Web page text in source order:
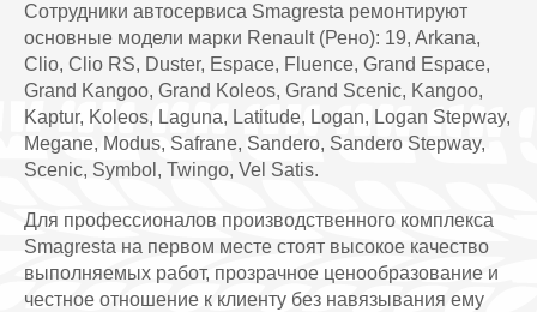
Сотрудники автосервиса Smagresta ремонтируют
основные модели марки Renault (Рено): 19, Arkana,
Clio, Clio RS, Duster, Espace, Fluence, Grand Espace,
Grand Kangoo, Grand Koleos, Grand Scenic, Kangoo,
Kaptur, Koleos, Laguna, Latitude, Logan, Logan Stepway,
Megane, Modus, Safrane, Sandero, Sandero Stepway,
Scenic, Symbol, Twingo, Vel Satis.
Для профессионалов производственного комплекса
Smagresta на первом месте стоят высокое качество
выполняемых работ, прозрачное ценообразование и
честное отношение к клиенту без навязывания ему